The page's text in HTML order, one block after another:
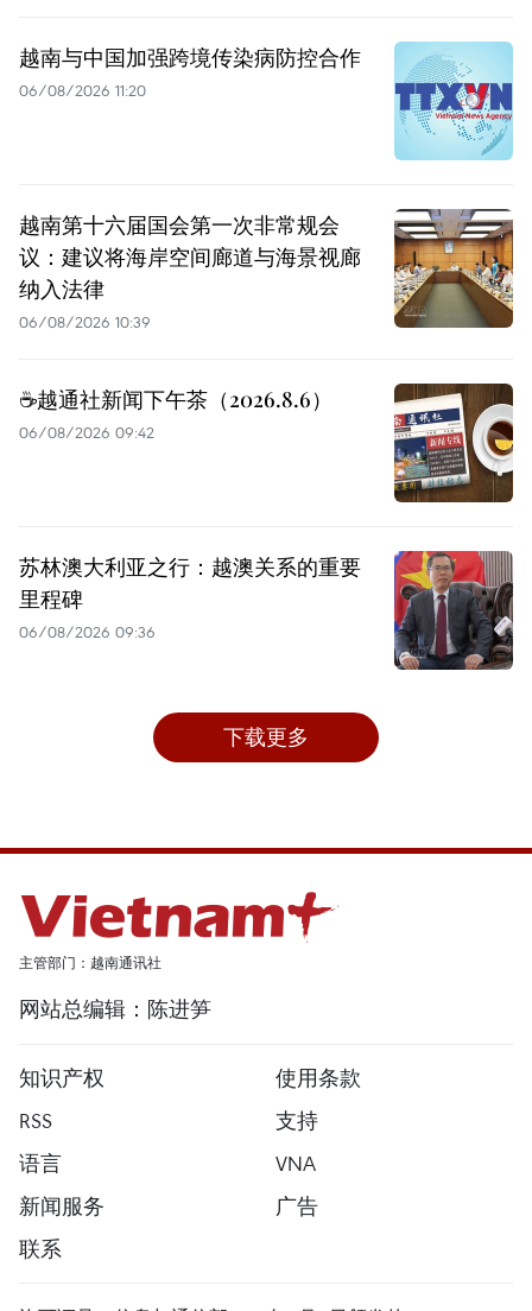
越南与中国加强跨境传染病防控合作
06/08/2026 11:20
越南第十六届国会第一次非常规会
议：建议将海岸空间廊道与海景视廊
纳入法律
06/08/2026 10:39
☕️越通社新闻下午茶（2026.8.6）
06/08/2026 09:42
苏林澳大利亚之行：越澳关系的重要
里程碑
06/08/2026 09:36
下载更多
主管部门：越南通讯社
网站总编辑：陈进笋
知识产权
使用条款
RSS
支持
语言
VNA
新闻服务
广告
联系